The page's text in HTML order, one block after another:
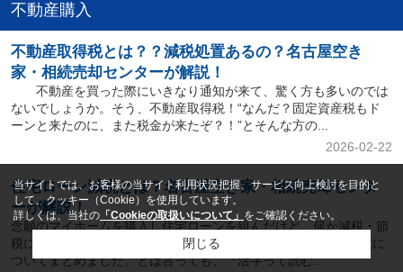
不動産購入
不動産取得税とは？？減税処置あるの？名古屋空き
家・相続売却センターが解説！
不動産を買った際にいきなり通知が来て、驚く方も多いのでは
ないでしょうか。そう、不動産取得税！“なんだ？固定資産税もド
ーンと来たのに、また税金が来たぞ？！”とそんな方の...
2026-02-22
住宅ローン減税とは？名古屋空き家・相続売却センタ
ーが解説！
念願のマイホームを購入し住宅ローンを組んだけど、何か減税・節
税になることはないのか？！そんな方のために、減税(節税)処置に
ついてまとめました。とは言っても、『活字って読む...
当サイトでは、お客様の当サイト利用状況把握、サービス向上検討を目的と
して、クッキー（Cookie）を使用しています。
詳しくは、当社の 「Cookieの取扱いについて」 をご確認ください。
閉じる